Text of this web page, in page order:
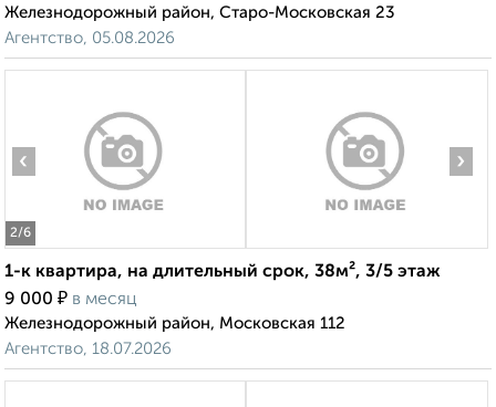
Железнодорожный район, Старо-Московская 23
Агентство, 05.08.2026
2/6
‹ ›
1-к квартира, на длительный срок, 38м², 3/5 этаж
9 000 ₽ в месяц
Железнодорожный район, Московская 112
Агентство, 18.07.2026